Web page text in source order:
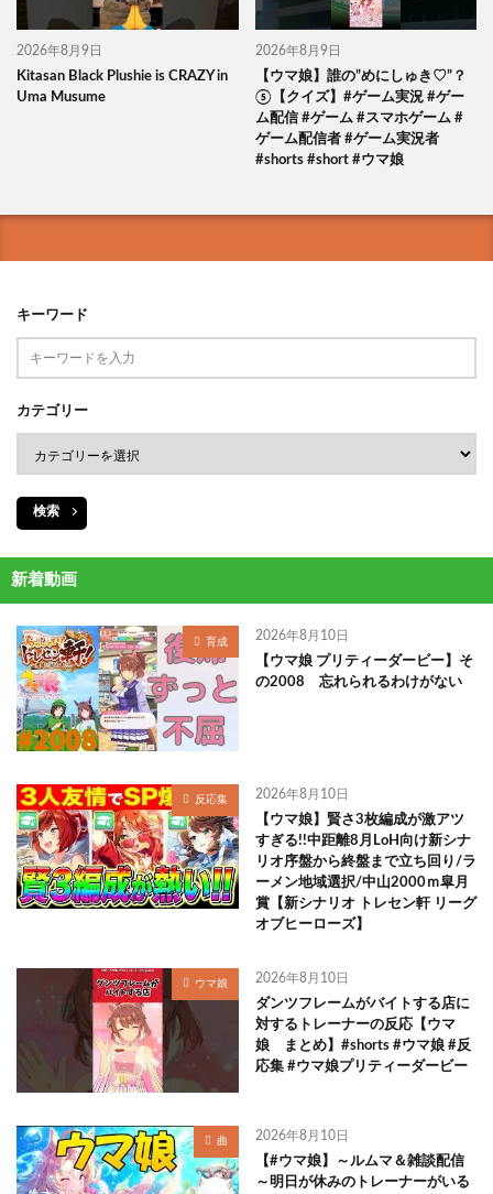
2026年8月9日
Kitasan Black Plushie is CRAZY in
Uma Musume
2026年8月9日
【ウマ娘】誰の”めにしゅき♡”？
⑤【クイズ】#ゲーム実況 #ゲー
ム配信 #ゲーム #スマホゲーム #
ゲーム配信者 #ゲーム実況者
#shorts #short #ウマ娘
キーワード
カテゴリー
検索
新着動画
育成 2026年8月10日
【ウマ娘 プリティーダービー】そ
の2008 忘れられるわけがない
反応集 2026年8月10日
【ウマ娘】賢さ3枚編成が激アツ
すぎる!!中距離8月LoH向け新シナ
リオ序盤から終盤まで立ち回り/ラ
ーメン地域選択/中山2000ｍ皐月
賞【新シナリオ トレセン軒 リーグ
オブヒーローズ】
ウマ娘 2026年8月10日
ダンツフレームがバイトする店に
対するトレーナーの反応【ウマ
娘 まとめ】#shorts #ウマ娘 #反
応集 #ウマ娘プリティーダービー
曲 2026年8月10日
【#ウマ娘】～ルムマ＆雑談配信
～明日が休みのトレーナーがいる